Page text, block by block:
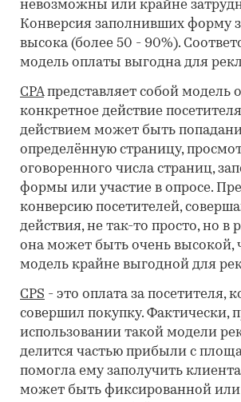
невозможны или крайне
Конверсия заполнивших форму
высока (более 50 - 90%).
модель оплаты выгодна для
CPAпредставляет собой модель
конкретное действие
действием может быть
определённую страницу,
оговоренного числа страниц,
формы или участие в опросе.
конверсию посетителей,
действия, не так-то просто, но в
она может быть очень высокой,
модель крайне выгодной для
CPS - это оплата за посетителя,
совершил покупку. Фактически,
использовании такой модели
делится частью прибыли с
помогла ему заполучить
может быть фиксированной